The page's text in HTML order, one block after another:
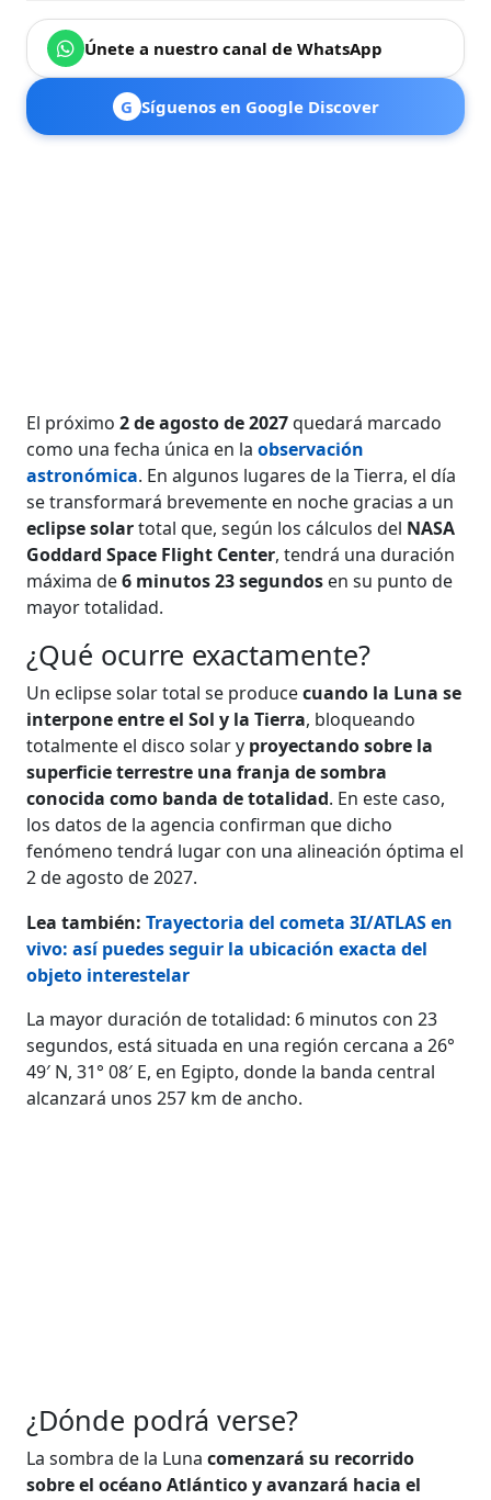
Únete a nuestro canal de WhatsApp
G Síguenos en Google Discover
El próximo2 de agosto de 2027quedará marcado
como una fecha única en laobservación
astronómica. En algunos lugares de la Tierra, el día
se transformará brevemente en noche gracias a un
eclipse solartotal que, según los cálculos del NASA
Goddard Space Flight Center, tendrá una duración
máxima de6 minutos 23 segundos en su punto de
mayor totalidad.
¿Qué ocurre exactamente?
Un eclipse solar total se producecuando la Luna se
interpone entre el Sol y la Tierra, bloqueando
totalmente el disco solar y proyectando sobre la
superficie terrestre una franja de sombra
conocida como banda de totalidad. En este caso,
los datos de la agencia confirman que dicho
fenómeno tendrá lugar con una alineación óptima el
2 de agosto de 2027.
Lea también:Trayectoria del cometa 3I/ATLAS en
vivo: así puedes seguir la ubicación exacta del
objeto interestelar
La mayor duración de totalidad: 6 minutos con 23
segundos, está situada en una región cercana a 26°
49′ N, 31° 08′ E, en Egipto, donde la banda central
alcanzará unos 257 km de ancho.
¿Dónde podrá verse?
La sombra de la Lunacomenzará su recorrido
sobre el océano Atlántico y avanzará hacia el